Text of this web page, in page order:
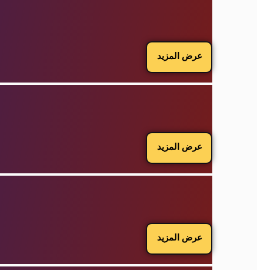
عرض المزيد
عرض المزيد
عرض المزيد